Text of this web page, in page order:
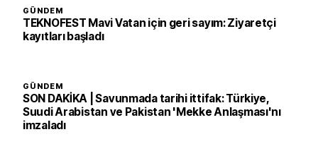
GÜNDEM
TEKNOFEST Mavi Vatan için geri sayım: Ziyaretçi
kayıtları başladı
GÜNDEM
SON DAKİKA | Savunmada tarihi ittifak: Türkiye,
Suudi Arabistan ve Pakistan 'Mekke Anlaşması'nı
imzaladı